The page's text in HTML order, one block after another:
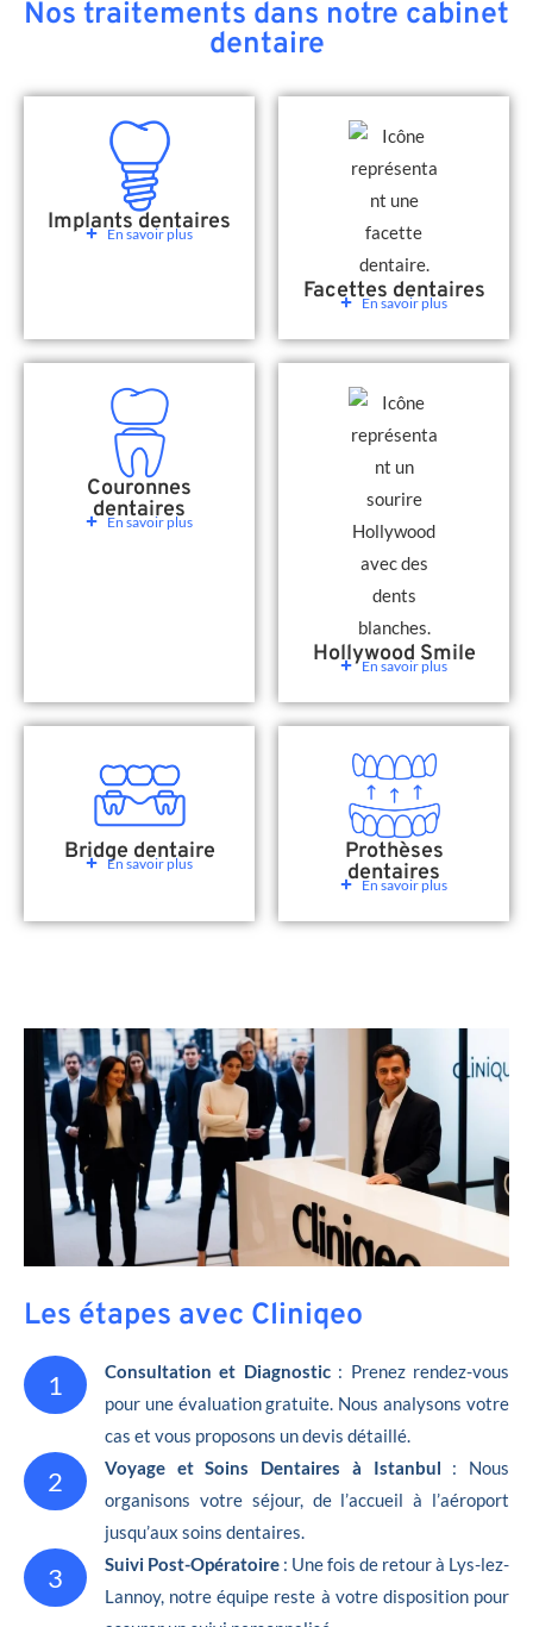
Nos traitements dans notre cabinet
dentaire
Implants dentaires
En savoir plus
Facettes dentaires
En savoir plus
Couronnes
dentaires
En savoir plus
Hollywood Smile
En savoir plus
Bridge dentaire
En savoir plus Prothèses
dentaires
En savoir plus
Les étapes avec Cliniqeo
1 Consultation et Diagnostic: Prenez rendez-vous
pour une évaluation gratuite. Nous analysons votre
cas et vous proposons un devis détaillé.
2 Voyage et Soins Dentaires à Istanbul : Nous
organisons votre séjour, de l’accueil à l’aéroport
jusqu’aux soins dentaires.
3 Suivi Post-Opératoire : Une fois de retour à Lys-lez-
Lannoy, notre équipe reste à votre disposition pour